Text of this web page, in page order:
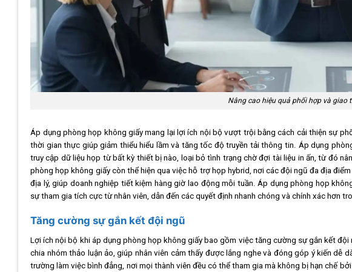
Nâng cao hiệu quả phối hợp và giao
Áp dụng phòng họp không giấy mang lại lợi ích nội bộ vượt trội bằng cách cải thiện sự
thời gian thực giúp giảm thiểu hiểu lầm và tăng tốc độ truyền tải thông tin. Áp dụng
truy cập dữ liệu họp từ bất kỳ thiết bị nào, loại bỏ tình trạng chờ đợi tài liệu in ấn, từ đó
phòng họp không giấy còn thể hiện qua việc hỗ trợ họp hybrid, nơi các đội ngũ đa địa
địa lý, giúp doanh nghiệp tiết kiệm hàng giờ lao động mỗi tuần. Áp dụng phòng họp
sự tham gia tích cực từ nhân viên, dẫn đến các quyết định nhanh chóng và chính xác hơn
Tăng cường sự gắn kết đội ngũ
Lợi ích nội bộ khi áp dụng phòng họp không giấy bao gồm việc tăng cường sự gắn kết
chia nhóm thảo luận ảo, giúp nhân viên cảm thấy được lắng nghe và đóng góp ý kiến
trường làm việc bình đẳng, nơi mọi thành viên đều có thể tham gia mà không bị hạn chế